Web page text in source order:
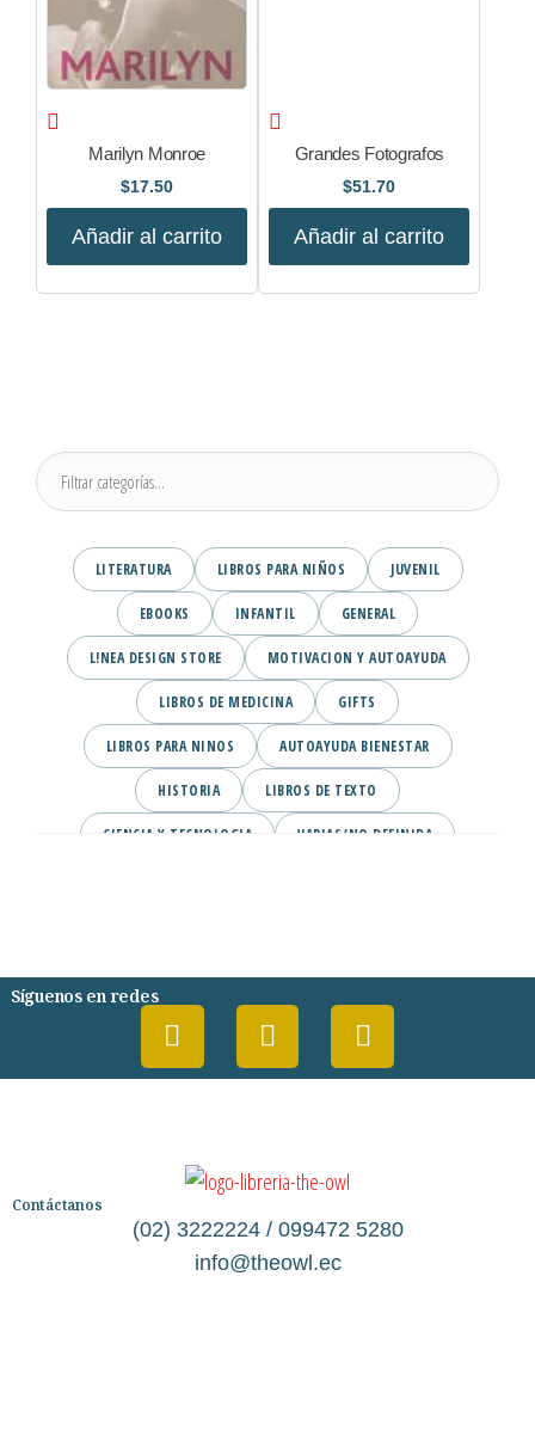
Marilyn Monroe
$17.50
Añadir al carrito
Grandes Fotografos
$51.70
Añadir al carrito
LITERATURA LIBROS PARA NIÑOS JUVENIL
EBOOKS INFANTIL GENERAL
L!NEA DESIGN STORE MOTIVACION Y AUTOAYUDA
LIBROS DE MEDICINA GIFTS
LIBROS PARA NINOS AUTOAYUDA BIENESTAR
HISTORIA LIBROS DE TEXTO
CIENCIA Y TECNOLOGIA VARIAS/NO DEFINIDA
Síguenos en redes
Contáctanos
(02) 3222224 / 099472 5280
info@theowl.ec